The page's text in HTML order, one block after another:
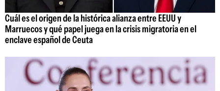
Cuál es el origen de la histórica alianza entre EEUU y
Marruecos y qué papel juega en la crisis migratoria en el
enclave español de Ceuta